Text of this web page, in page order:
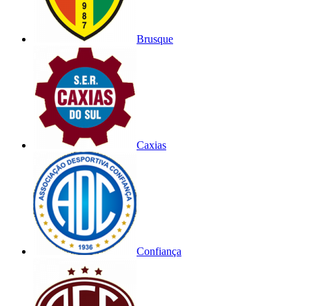
Brusque
Caxias
Confiança